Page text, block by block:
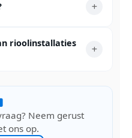
rioolinstallaties
Neem gerust
ons op.